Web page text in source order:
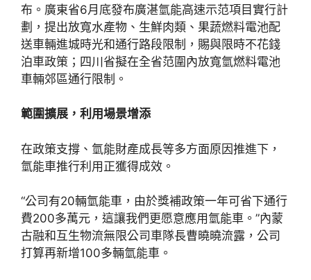
布。廣東省6月底發布廣湛氫能高速示范項目實行計
劃，提出放寬水產物、生鮮肉類、果蔬燃料電池配
送車輛進城時光和通行路段限制，賜與限時不花錢
泊車政策；四川省擬在全省范圍內放寬氫燃料電池
車輛郊區通行限制。
範圍擴展，利用場景增添
在政策支撐、氫能財產成長等多方面原因推進下，
氫能車推行利用正獲得成效。
“公司有20輛氫能車，由於獎補政策一年可省下通行
費200多萬元，這讓我們更愿意應用氫能車。”內蒙
古融和互生物流無限公司車隊長曹曉曉流露，公司
打算再新增100多輛氫能車。